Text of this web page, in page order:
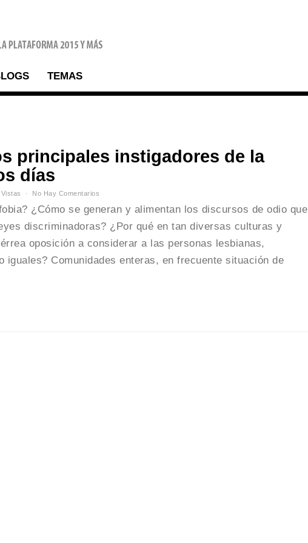
TEMAS
principales instigadores de la
días
No Hay Comentarios
¿Cómo se generan y alimentan los discursos de odio que
discriminadoras? ¿Por qué en tan diversas culturas y
oposición a considerar a las personas lesbianas,
Comunidades enteras, en frecuente situación de